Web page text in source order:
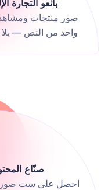
بائعو التجارة
صور منتجات
واحد من النص — بلا
صنّاع
احصل على ست صور